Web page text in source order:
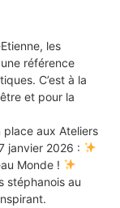
les
référence
C’est à la
et pour la
place aux Ateliers
janvier 2026 :
Monde !
stéphanois au